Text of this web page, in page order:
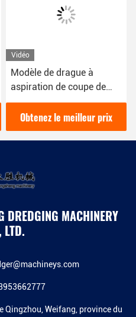
Vidéo
Dragueuse Csd
polyvalente pour diverses
applications de drague
épaisseur de plaque
latérale 6 mm
Obtenez le meilleur prix
DREDGING MACHINERY
LTD.
Qingzhou, Weifang, province du